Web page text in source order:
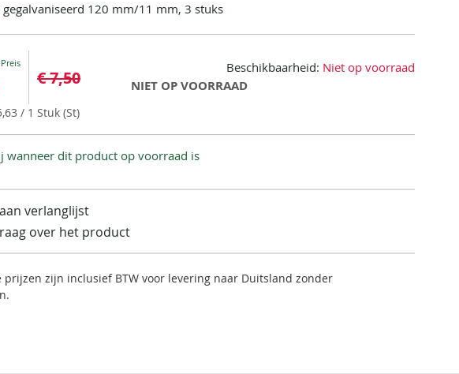
gegalvaniseerd 120 mm/11 mm, 3 stuks
€ 7,50
/ 1 Stuk (St)
Beschikbaarheid: Niet op voorraad
NIET OP VOORRAAD
wanneer dit product op voorraad is
verlanglijst
over het product
prijzen zijn inclusief BTW voor levering naar Duitsland zonder